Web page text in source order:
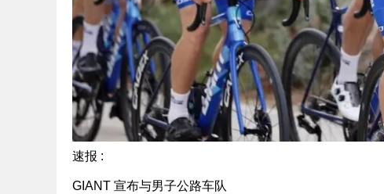
速报 :
GIANT 宣布与男子公路车队